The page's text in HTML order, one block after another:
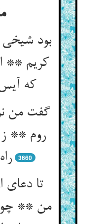
بود
کریم **
که
گفت من
روم ** ز
3660
تا دعای
من **